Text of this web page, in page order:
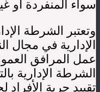
سواء المنفردة أو
وتعتبر الشرطة
الإدارية في مجال
عمل المرافق
الشرطة الإدارية
تقييد حرية الأفراد